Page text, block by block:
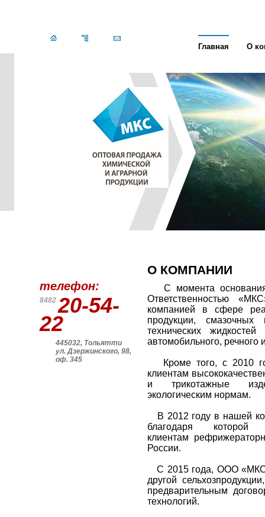
Главная О
телефон:
848220-54-
22
445032, Тольятти
ул. Дзержинского, 98,
оф. 345
О КОМПАНИИ
С момента основания
Ответственностью
компанией в сфере
продукции, смазочных
технических
автомобильного, речного
Кроме того, с 2010
клиентам
и трикотажные
экологическим нормам.
В 2012 году в нашей
благодаря
клиентам
России.
С 2015 года, ООО
другой
предварительным
технологий.